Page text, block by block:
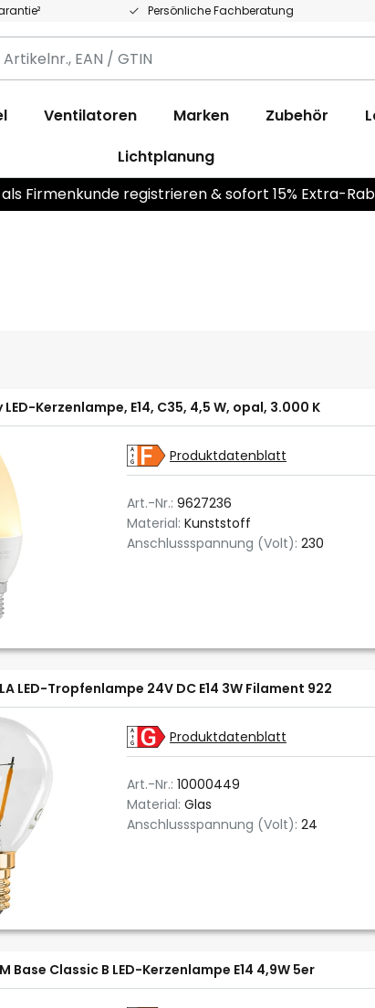
Persönliche Fachberatung
Ventilatoren Marken Zubehör
Lichtplanung
Firmenkunde registrieren & sofort 15% Extra-
LED-Kerzenlampe, E14, C35, 4,5 W, opal, 3.000 K
Produktdatenblatt
Art.-Nr.: 9627236
Material: Kunststoff
Anschlussspannung (Volt): 230
LED-Tropfenlampe 24V DC E14 3W Filament 922
Produktdatenblatt
Art.-Nr.: 10000449
Material: Glas
Anschlussspannung (Volt): 24
Base Classic B LED-Kerzenlampe E14 4,9W 5er